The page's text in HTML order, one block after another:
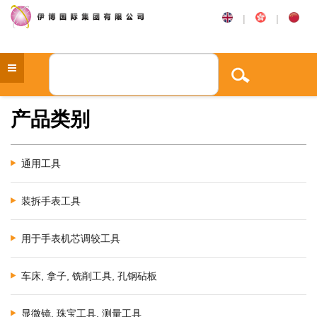
| |
产品类别
通用工具
装拆手表工具
用于手表机芯调较工具
车床, 拿子, 铣削工具, 孔钢砧板
显微镜, 珠宝工具, 测量工具